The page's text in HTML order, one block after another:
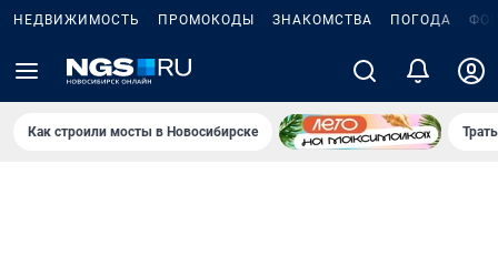
НЕДВИЖИМОСТЬ ПРОМОКОДЫ ЗНАКОМСТВА ПОГОДА
Как строили мосты в Новосибирске